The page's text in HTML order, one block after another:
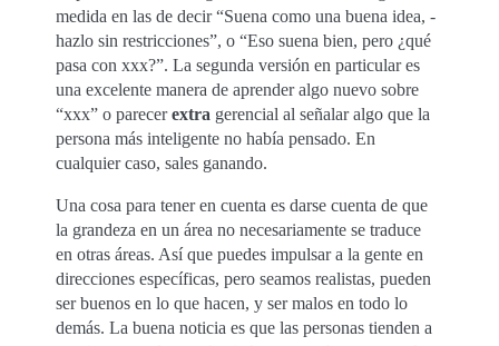
medida en las de decir “Suena como una buena idea, -
hazlo sin restricciones”, o “Eso suena bien, pero ¿qué
pasa con xxx?”. La segunda versión en particular es
una excelente manera de aprender algo nuevo sobre
“xxx” o parecerextra gerencial al señalar algo que la
persona más inteligente no había pensado. En
cualquier caso, sales ganando.
Una cosa para tener en cuenta es darse cuenta de que
la grandeza en un área no necesariamente se traduce
en otras áreas. Así que puedes impulsar a la gente en
direcciones específicas, pero seamos realistas, pueden
ser buenos en lo que hacen, y ser malos en todo lo
demás. La buena noticia es que las personas tienden a